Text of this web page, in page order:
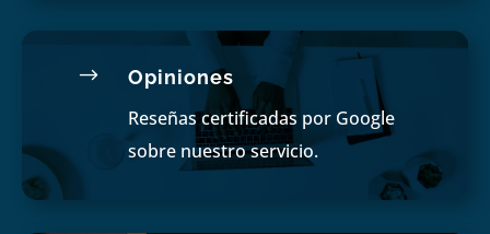
$ Opiniones
Reseñas certificadas por Google
sobre nuestro servicio.